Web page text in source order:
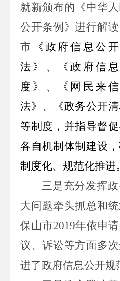
就新颁布的《中华
公开条例》进行解
市
《政府信息公
法》、《政府信
度》、《网民来
法》、《政务公开清
等制度，并指导督
各自机制体制建设
制度化、规范化推进。
三是充分发挥
大问题牵头抓总和
保山市2019年依申
议、诉讼等方面多
进了政府信息公开规